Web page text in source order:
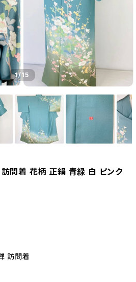
1/15
問着 花柄 正絹 青緑 白 ピンク
訪問着